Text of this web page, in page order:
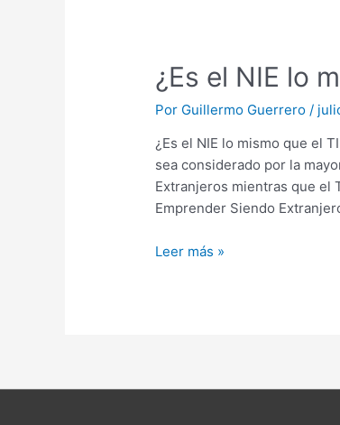
¿Es el NIE lo
Por Guillermo Guerrero/
¿Es el NIE lo mismo que el
sea considerado por la
Extranjeros mientras que el
Emprender Siendo
¿Es
el
NIE
mismo
que
TIE?
Leer más »